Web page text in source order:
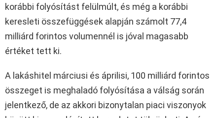
korábbi folyósítást felülmúlt, és még a korábbi
keresleti összefüggések alapján számolt 77,4
milliárd forintos volumennél is jóval magasabb
értéket tett ki.
A lakáshitel márciusi és áprilisi, 100 milliárd forintos
összeget is meghaladó folyósítása a válság során
jelentkező, de az akkori bizonytalan piaci viszonyok